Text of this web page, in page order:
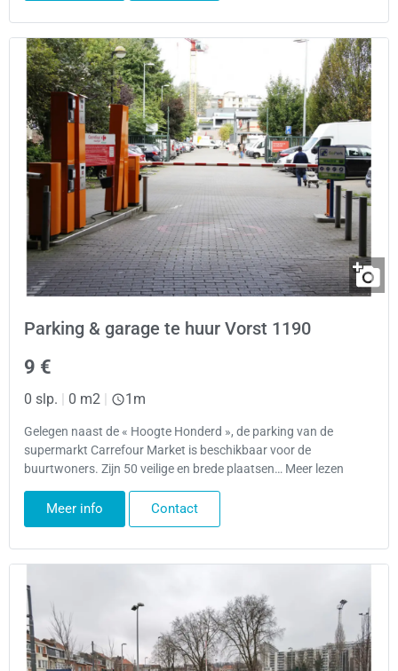
Parking & garage te huur Vorst 1190
9 €
0 slp. | 0 m2 | 1m
Gelegen naast de « Hoogte Honderd », de parking van de
supermarkt Carrefour Market is beschikbaar voor de
buurtwoners. Zijn 50 veilige en brede plaatsen… Meer lezen
Meer info Contact